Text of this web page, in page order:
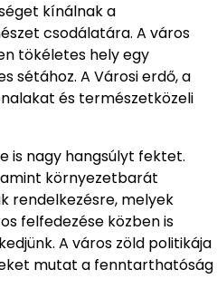
kínálnak a
csodálatára. A város
tökéletes hely egy
sétához. A Városi erdő, a
és természetközeli
is nagy hangsúlyt fektet.
környezetbarát
rendelkezésre, melyek
felfedezése közben is
A város zöld politikája
mutat a fenntarthatóság